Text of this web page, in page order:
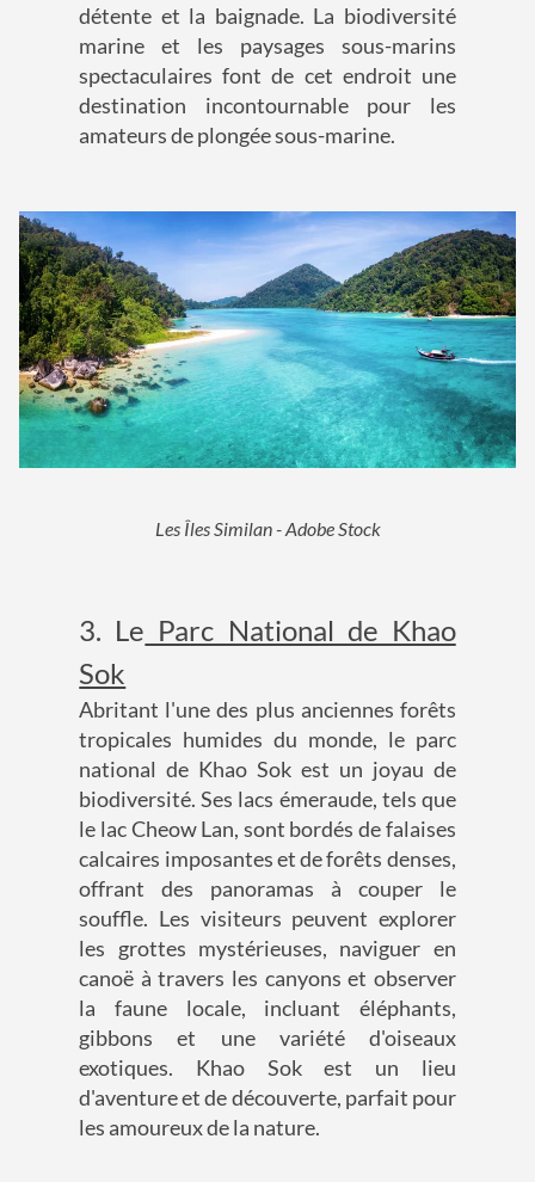
détente et la baignade. La biodiversité
marine et les paysages sous-marins
spectaculaires font de cet endroit une
destination incontournable pour les
amateurs de plongée sous-marine.
Les Îles Similan - Adobe Stock
3. Le Parc National de Khao
Sok
Abritant l'une des plus anciennes forêts
tropicales humides du monde, le parc
national de Khao Sok est un joyau de
biodiversité. Ses lacs émeraude, tels que
le lac Cheow Lan, sont bordés de falaises
calcaires imposantes et de forêts denses,
offrant des panoramas à couper le
souffle. Les visiteurs peuvent explorer
les grottes mystérieuses, naviguer en
canoë à travers les canyons et observer
la faune locale, incluant éléphants,
gibbons et une variété d'oiseaux
exotiques. Khao Sok est un lieu
d'aventure et de découverte, parfait pour
les amoureux de la nature.